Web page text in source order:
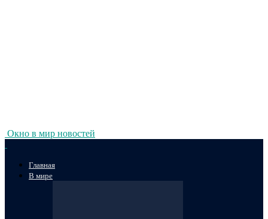
Окно в мир новостей
Главная
В мире